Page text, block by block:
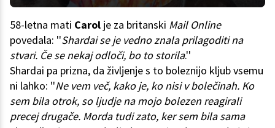
58-letna mati Carol je za britanski Mail Online
povedala: ''Shardai se je vedno znala prilagoditi na
stvari. Če se nekaj odloči, bo to storila.''
Shardai pa prizna, da življenje s to boleznijo kljub vsemu
ni lahko: ''Ne vem več, kako je, ko nisi v bolečinah. Ko
sem bila otrok, so ljudje na mojo bolezen reagirali
precej drugače. Morda tudi zato, ker sem bila sama